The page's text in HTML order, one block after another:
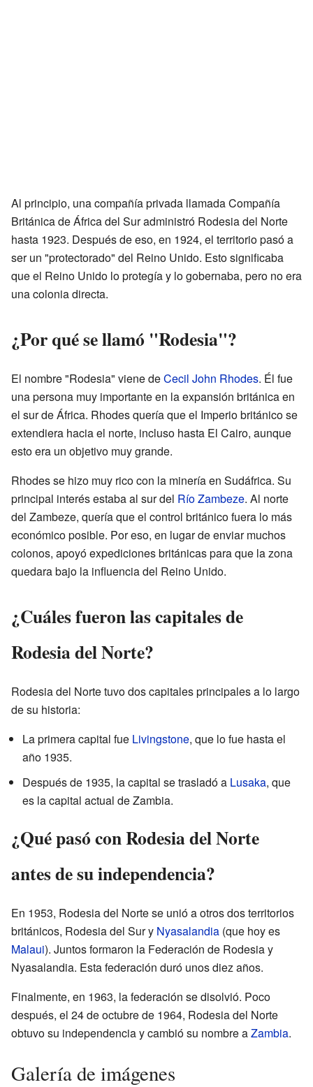
Al principio, una compañía privada llamada Compañía
Británica de África del Sur administró Rodesia del Norte
hasta 1923. Después de eso, en 1924, el territorio pasó a
ser un "protectorado" del Reino Unido. Esto significaba
que el Reino Unido lo protegía y lo gobernaba, pero no era
una colonia directa.
¿Por qué se llamó "Rodesia"?
El nombre "Rodesia" viene deCecil John Rhodes. Él fue
una persona muy importante en la expansión británica en
el sur de África. Rhodes quería que el Imperio británico se
extendiera hacia el norte, incluso hasta El Cairo, aunque
esto era un objetivo muy grande.
Rhodes se hizo muy rico con la minería en Sudáfrica. Su
principal interés estaba al sur del Río Zambeze. Al norte
del Zambeze, quería que el control británico fuera lo más
económico posible. Por eso, en lugar de enviar muchos
colonos, apoyó expediciones británicas para que la zona
quedara bajo la influencia del Reino Unido.
¿Cuáles fueron las capitales de
Rodesia del Norte?
Rodesia del Norte tuvo dos capitales principales a lo largo
de su historia:
La primera capital fue Livingstone, que lo fue hasta el
año 1935.
Después de 1935, la capital se trasladó a Lusaka, que
es la capital actual de Zambia.
¿Qué pasó con Rodesia del Norte
antes de su independencia?
En 1953, Rodesia del Norte se unió a otros dos territorios
británicos, Rodesia del Sur y Nyasalandia (que hoy es
Malaui). Juntos formaron la Federación de Rodesia y
Nyasalandia. Esta federación duró unos diez años.
Finalmente, en 1963, la federación se disolvió. Poco
después, el 24 de octubre de 1964, Rodesia del Norte
obtuvo su independencia y cambió su nombre aZambia.
Galería de imágenes